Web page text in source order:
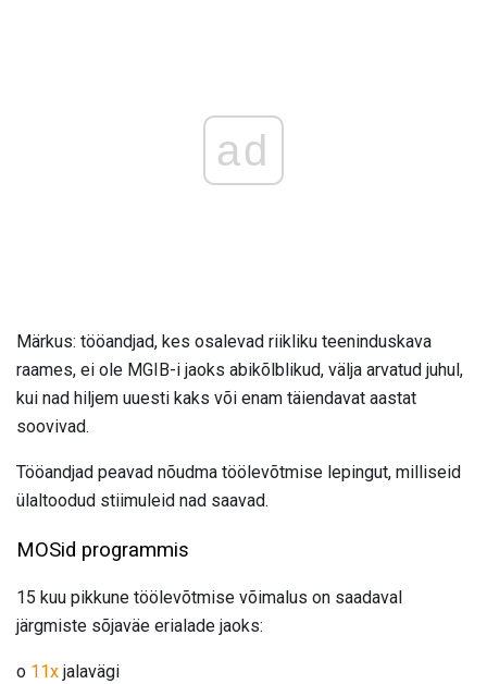
ad
Märkus: tööandjad, kes osalevad riikliku teeninduskava
raames, ei ole MGIB-i jaoks abikõlblikud, välja arvatud juhul,
kui nad hiljem uuesti kaks või enam täiendavat aastat
soovivad.
Tööandjad peavad nõudma töölevõtmise lepingut, milliseid
ülaltoodud stiimuleid nad saavad.
MOSid programmis
15 kuu pikkune töölevõtmise võimalus on saadaval
järgmiste sõjaväe erialade jaoks:
o 11x jalavägi